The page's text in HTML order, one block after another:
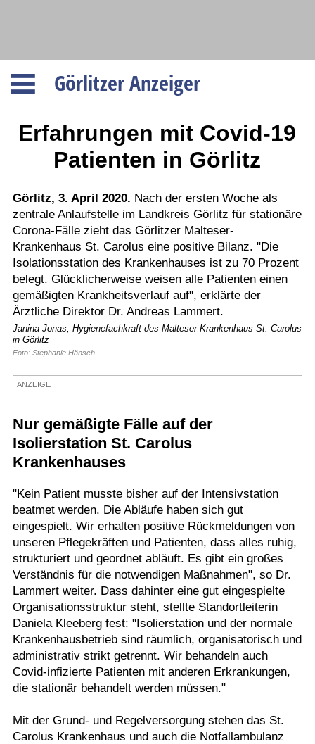
Görlitzer Anzeiger
Menüpunkte
Politik
Gesellschaft
Wirtschaft
Service
Verkehr
Gesundheit
Kultur
Sport
Termine
Kostenlos
Erfahrungen mit Covid-19
Patienten in Görlitz
Görlitz, 3. April 2020. Nach der ersten Woche als
zentrale Anlaufstelle im Landkreis Görlitz für stationäre
Corona-Fälle zieht das Görlitzer Malteser-
Krankenhaus St. Carolus eine positive Bilanz. "Die
Isolationsstation des Krankenhauses ist zu 70 Prozent
belegt. Glücklicherweise weisen alle Patienten einen
gemäßigten Krankheitsverlauf auf", erklärte der
Ärztliche Direktor Dr. Andreas Lammert.
Janina Jonas, Hygienefachkraft des Malteser Krankenhaus St. Carolus
in Görlitz
Foto: Stephanie Hänsch
ANZEIGE
Nur gemäßigte Fälle auf der
Isolierstation St. Carolus
Krankenhauses
"Kein Patient musste bisher auf der Intensivstation
beatmet werden. Die Abläufe haben sich gut
eingespielt. Wir erhalten positive Rückmeldungen von
unseren Pflegekräften und Patienten, dass alles ruhig,
strukturiert und geordnet abläuft. Es gibt ein großes
Verständnis für die notwendigen Maßnahmen", so Dr.
Lammert weiter. Dass dahinter eine gut eingespielte
Organisationsstruktur steht, stellte Standortleiterin
Daniela Kleeberg fest: "Isolierstation und der normale
Krankenhausbetrieb sind räumlich, organisatorisch und
administrativ strikt getrennt. Wir behandeln auch
Covid-infizierte Patienten mit anderen Erkrankungen,
die stationär behandelt werden müssen."
Mit der Grund- und Regelversorgung stehen das St.
Carolus Krankenhaus und auch die Notfallambulanz